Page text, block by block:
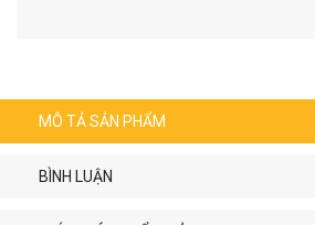
MÔ TẢ SẢN PHẨM
BÌNH LUẬN